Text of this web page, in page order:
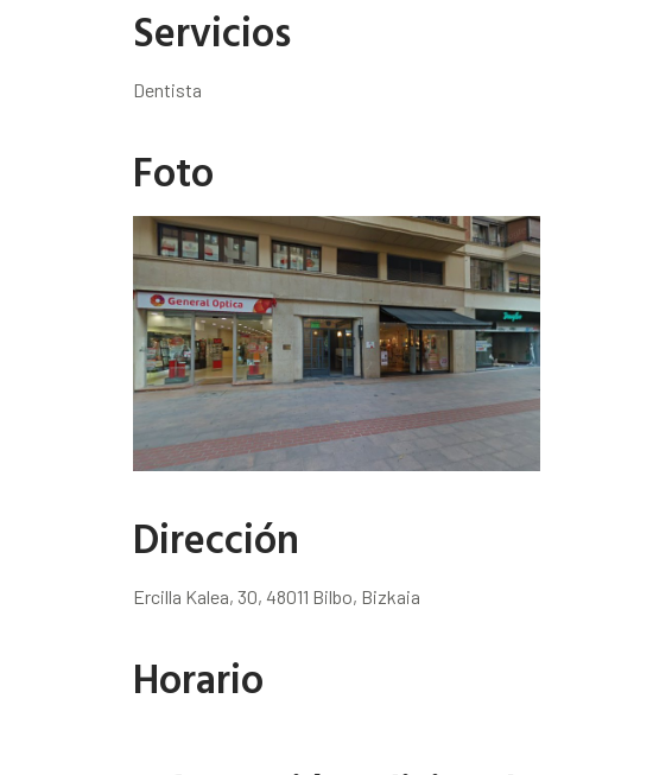
Servicios
Dentista
Foto
Dirección
Ercilla Kalea, 30, 48011 Bilbo, Bizkaia
Horario